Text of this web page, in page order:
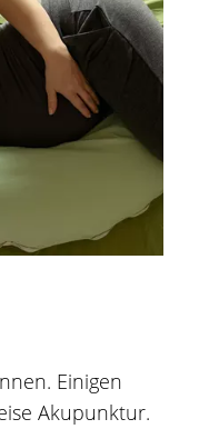
. Einigen
Akupunktur.